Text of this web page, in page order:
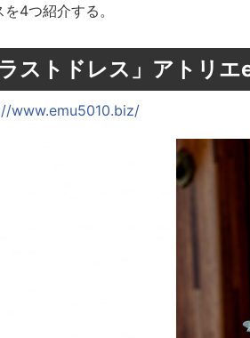
を4つ紹介する。
ラストドレス」アトリエ
www.emu5010.biz/